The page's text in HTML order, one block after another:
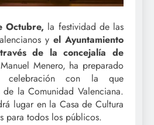
Octubre, la festividad de las
y el Ayuntamiento
de la concejalía de
Menero, ha preparado
celebración con la que
la Comunidad Valenciana.
lugar en la Casa de Cultura
para todos los públicos.